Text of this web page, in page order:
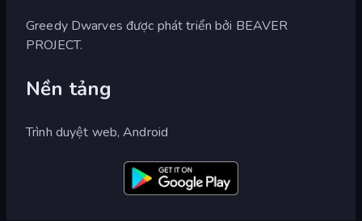
Greedy Dwarves được phát triển bởi BEAVER
PROJECT.
Nền tảng
Trình duyệt web, Android